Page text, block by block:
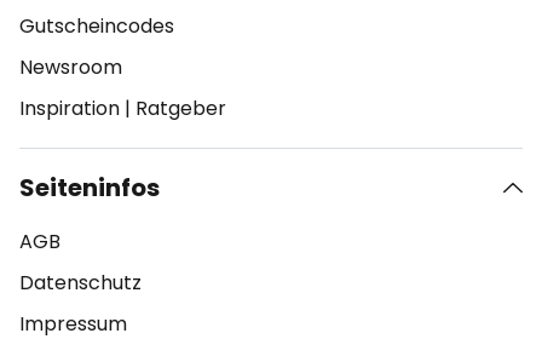
Gutscheincodes
Newsroom
Inspiration | Ratgeber
Seiteninfos
AGB
Datenschutz
Impressum